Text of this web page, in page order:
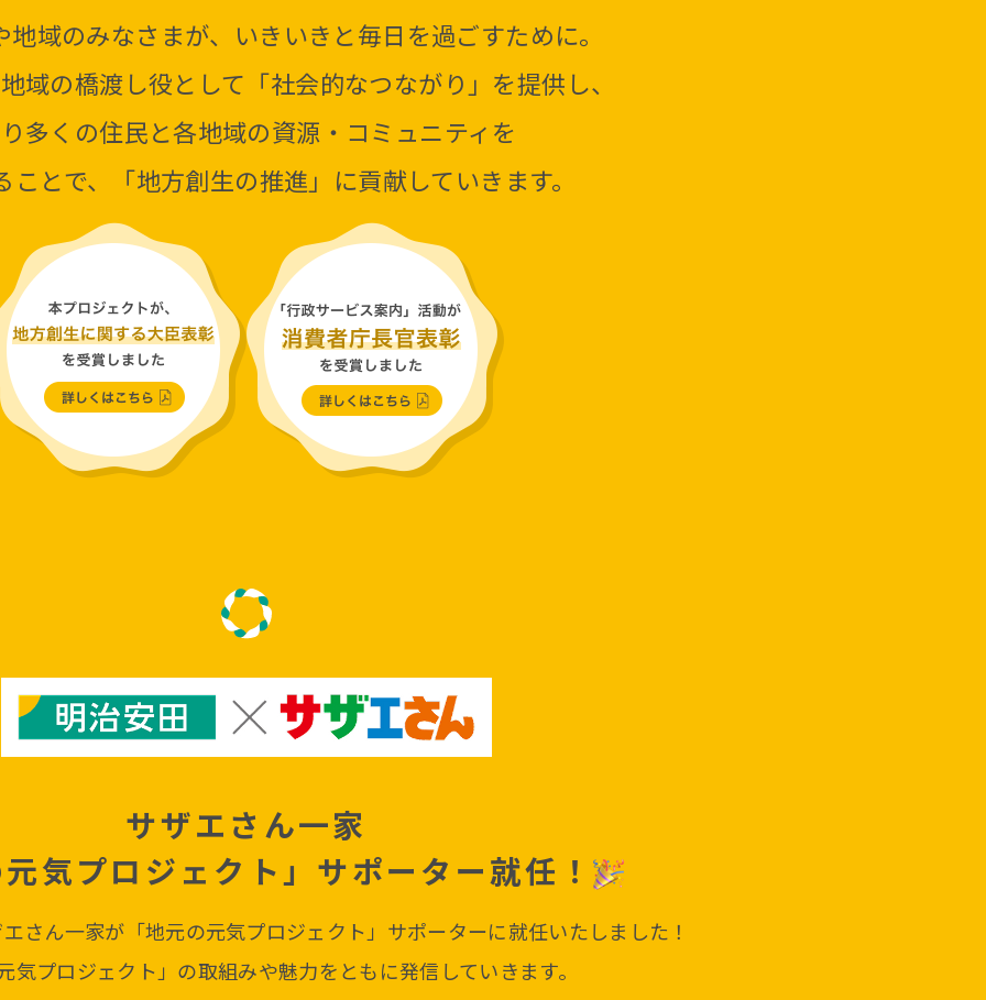
地域のみなさまが、いきいきと毎日を過ごすために。
域の橋渡し役として「社会的なつながり」を提供し、
多くの住民と各地域の資源・コミュニティを
ことで、「地方創生の推進」に貢献していきます。
サザエさん一家
気プロジェクト」 サポーター就任！
さん一家が「地元の元気プロジェクト」サポーターに就任いたしました！
気プロジェクト」の取組みや魅力をともに発信していきます。